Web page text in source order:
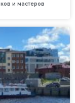
и мастеров